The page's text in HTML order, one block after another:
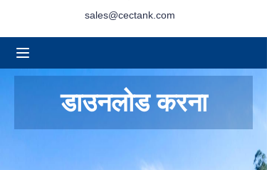
sales@cectank.com
डाउनलोड करना
अनुप्रयोग
परियोजना मामला
कोट अनुरोध करें